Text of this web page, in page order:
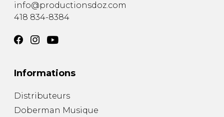
info@productionsdoz.com
418 834-8384
Informations
Distributeurs
Doberman Musique